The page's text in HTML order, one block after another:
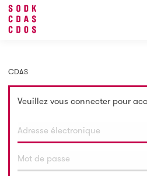
CDAS
Veuillez vous connecter pour